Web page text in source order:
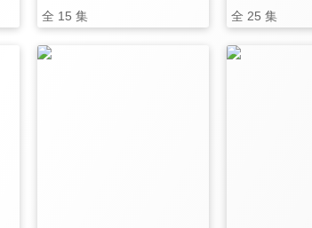
全 15 集 全 25 集